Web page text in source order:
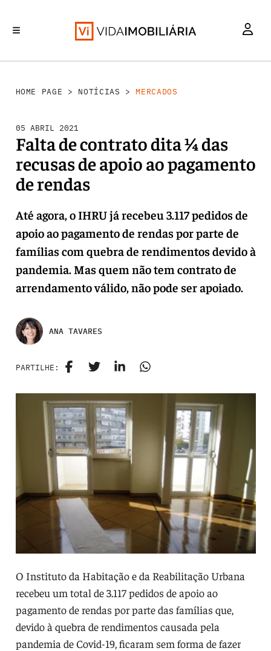
HOME PAGE > NOTÍCIAS >MERCADOS
05 ABRIL 2021
Falta de contrato dita ¼ das
recusas de apoio ao pagamento
de rendas
Até agora, o IHRU já recebeu 3.117 pedidos de
apoio ao pagamento de rendas por parte de
famílias com quebra de rendimentos devido à
pandemia. Mas quem não tem contrato de
arrendamento válido, não pode ser apoiado.
ANA TAVARES
PARTILHE:
O Instituto da Habitação e da Reabilitação Urbana
recebeu um total de 3.117 pedidos de apoio ao
pagamento de rendas por parte das famílias que,
devido à quebra de rendimentos causada pela
pandemia de Covid-19, ficaram sem forma de fazer